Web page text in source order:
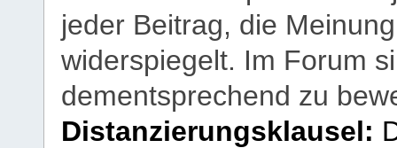
jeder Beitrag, die
widerspiegelt. Im Forum
dementsprechend zu
Distanzierungsklausel: